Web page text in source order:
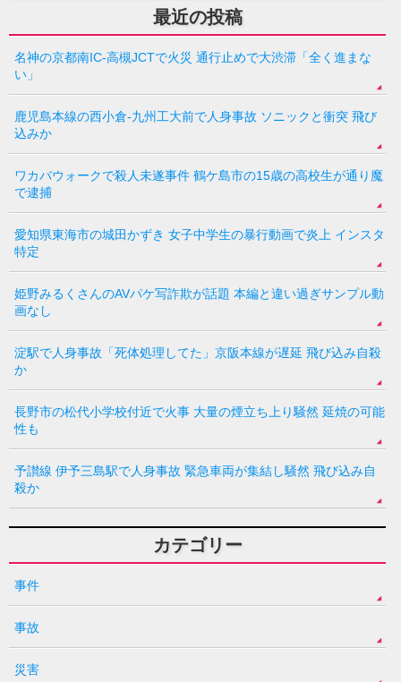
最近の投稿
名神の京都南IC-高槻JCTで火災 通行止めで大渋滞「全く進まな
い」
鹿児島本線の西小倉-九州工大前で人身事故 ソニックと衝突 飛び
込みか
ワカバウォークで殺人未遂事件 鶴ケ島市の15歳の高校生が通り魔
で逮捕
愛知県東海市の城田かずき 女子中学生の暴行動画で炎上 インスタ
特定
姫野みるくさんのAVパケ写詐欺が話題 本編と違い過ぎサンプル動
画なし
淀駅で人身事故「死体処理してた」京阪本線が遅延 飛び込み自殺
か
長野市の松代小学校付近で火事 大量の煙立ち上り騒然 延焼の可能
性も
予讃線 伊予三島駅で人身事故 緊急車両が集結し騒然 飛び込み自
殺か
カテゴリー
事件
事故
災害